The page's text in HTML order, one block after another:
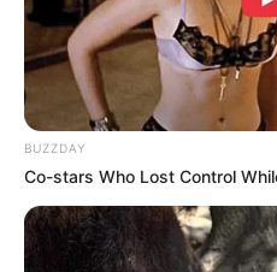
BUZZDAY
Co-stars Who Lost Control